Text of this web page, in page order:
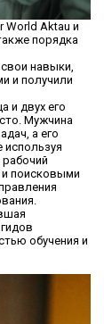
World Aktau и
порядка
навыки,
и получили
и двух его
Мужчина
а его
и поисковыми
обучения и